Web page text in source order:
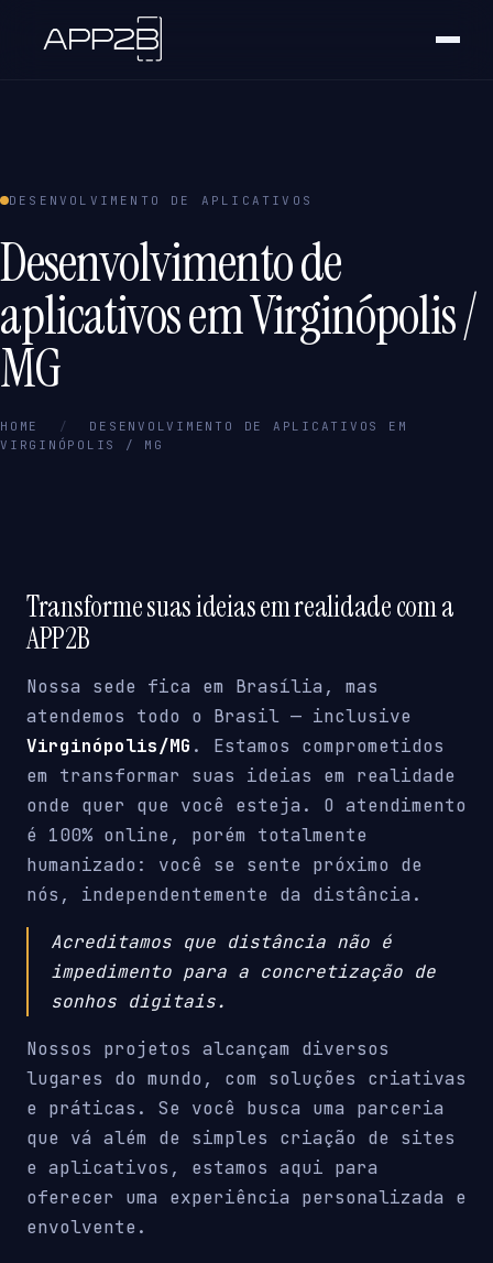
DESENVOLVIMENTO DE APLICATIVOS
Desenvolvimento de
aplicativos em Virginópolis /
MG
HOME /
DESENVOLVIMENTO DE APLICATIVOS EM
VIRGINÓPOLIS / MG
Transforme suas ideias em realidade com a
APP2B
Nossa sede fica em Brasília, mas
atendemos todo o Brasil — inclusive
Virginópolis/MG . Estamos comprometidos
em transformar suas ideias em realidade
onde quer que você esteja. O atendimento
é 100% online, porém totalmente
humanizado: você se sente próximo de
nós, independentemente da distância.
Acreditamos que distância não é
impedimento para a concretização de
sonhos digitais.
Nossos projetos alcançam diversos
lugares do mundo, com soluções criativas
e práticas. Se você busca uma parceria
que vá além de simples criação de sites
e aplicativos, estamos aqui para
oferecer uma experiência personalizada e
envolvente.